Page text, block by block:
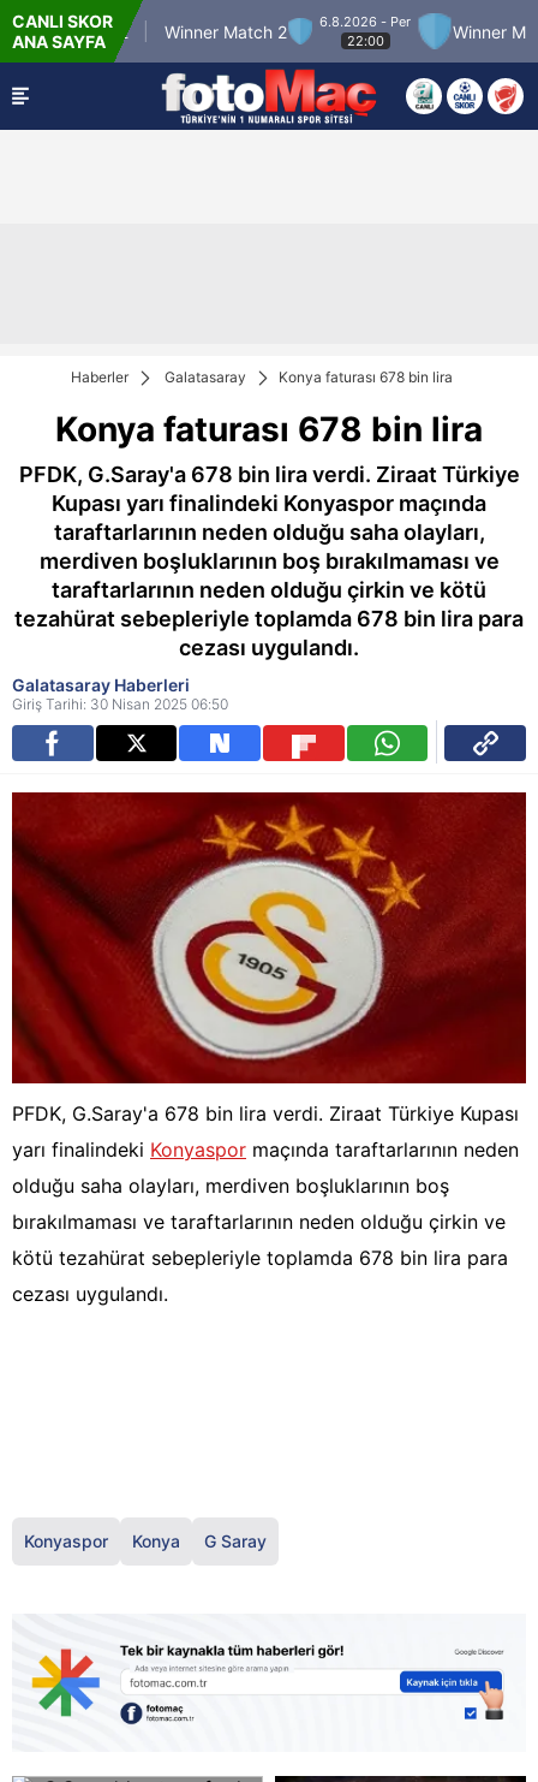
CANLI SKOR
ANA SAYFA
Match 12 Winner Match 2
6.8.2026 - Per
22:00
Winner Match
Haberler Galatasaray Konya faturası 678 bin lira
Konya faturası 678 bin lira
PFDK, G.Saray'a 678 bin lira verdi. Ziraat Türkiye
Kupası yarı finalindeki Konyaspor maçında
taraftarlarının neden olduğu saha olayları,
merdiven boşluklarının boş bırakılmaması ve
taraftarlarının neden olduğu çirkin ve kötü
tezahürat sebepleriyle toplamda 678 bin lira para
cezası uygulandı.
Galatasaray Haberleri
Giriş Tarihi: 30 Nisan 2025 06:50
PFDK, G.Saray'a 678 bin lira verdi. Ziraat Türkiye Kupası
yarı finalindeki Konyaspor maçında taraftarlarının neden
olduğu saha olayları, merdiven boşluklarının boş
bırakılmaması ve taraftarlarının neden olduğu çirkin ve
kötü tezahürat sebepleriyle toplamda 678 bin lira para
cezası uygulandı.
Konyaspor Konya G Saray